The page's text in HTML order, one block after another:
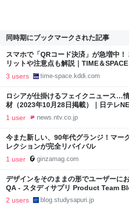
同時期にブックマークされた記事
スマホで「QRコード決済」が急増中
リットや注意点も解説｜TIME＆
3 users time-space.kddi.com
ロシアが仕掛けるフェイクニュース…
材（2023年10月28日掲載）｜日テレ
1 user news.ntv.co.jp
今また新しい、90年代グランジ！マー
レクションが完全リバイバル
1 user ginzamag.com
デザインをそのままの形でユーザーに
QA - スタディサプリ Product Team
2 users blog.studysapuri.jp